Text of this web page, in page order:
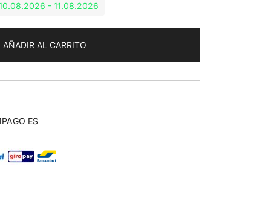
- 11.08.2026
AÑADIR AL CARRITO
ES